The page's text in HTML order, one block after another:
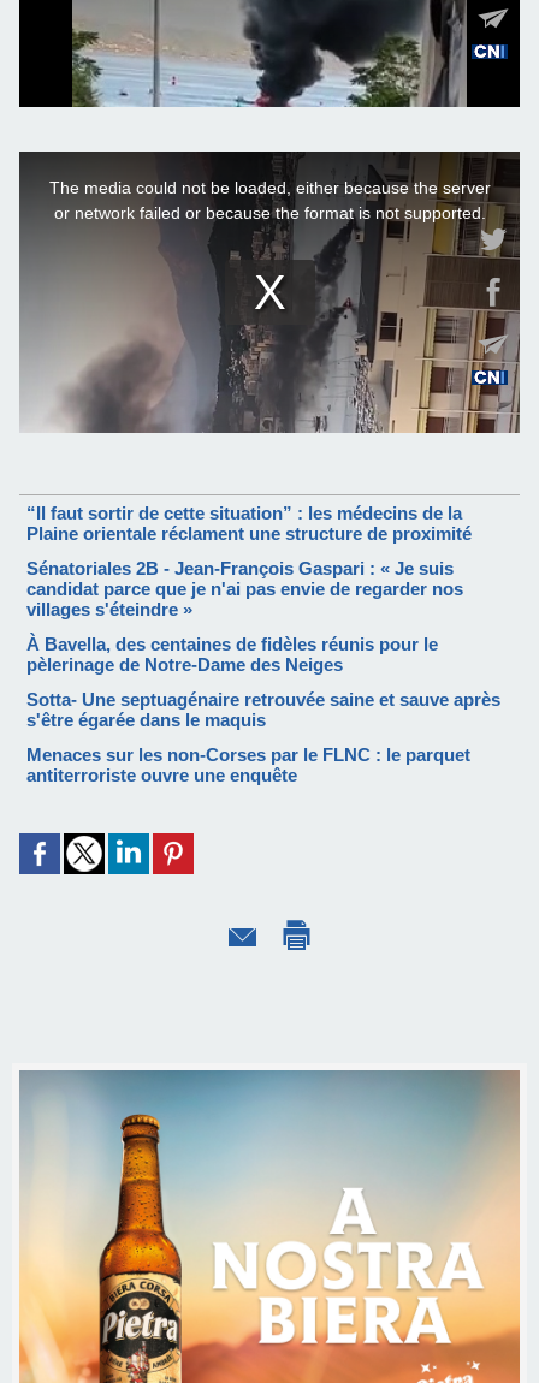
“Il faut sortir de cette situation” : les médecins de la
Plaine orientale réclament une structure de proximité
Sénatoriales 2B - Jean-François Gaspari : « Je suis
candidat parce que je n'ai pas envie de regarder nos
villages s'éteindre »
À Bavella, des centaines de fidèles réunis pour le
pèlerinage de Notre-Dame des Neiges
Sotta- Une septuagénaire retrouvée saine et sauve après
s'être égarée dans le maquis
Menaces sur les non-Corses par le FLNC : le parquet
antiterroriste ouvre une enquête